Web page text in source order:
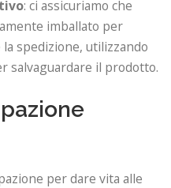
: ci assicuriamo che
imballato per
spedizione, utilizzando
salvaguardare il prodotto.
per dare vita alle